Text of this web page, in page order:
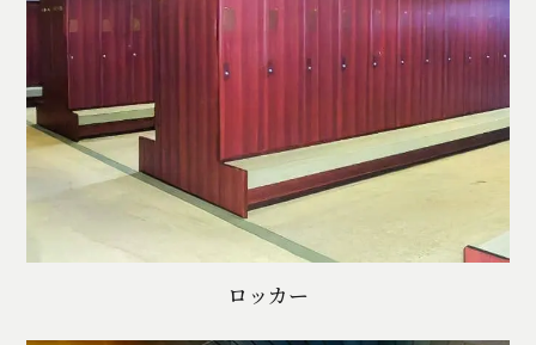
ロッカー